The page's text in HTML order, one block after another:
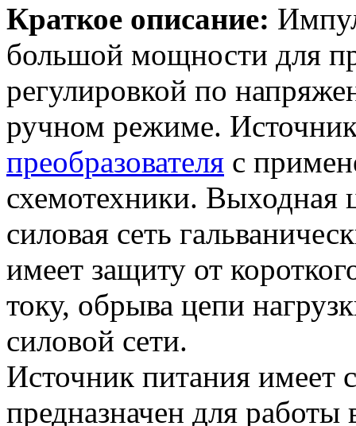
Краткое описание:
большой мощности для
регулировкой по
ручном режиме.
преобразователя с
схемотехники. Выходная
силовая сеть
имеет защиту от
току, обрыва цепи
силовой сети.
Источник питания имеет
предназначен для